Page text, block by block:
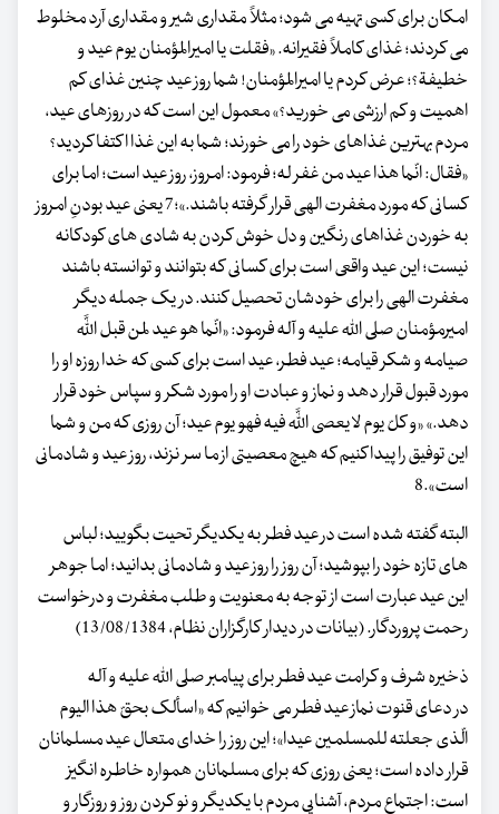
امکان برای کسی تهیه می شود؛ مثلاً مقداری شیر و مقداری آرد مخلوط
می کردند؛ غذای کاملاً فقیرانه. «فقلت یا امیرالمؤمنان یوم عید و
خطیفة؟؛ عرض کردم یا امیرالمؤمنان! شما روز عید چنین غذای کم
اهمیت و کم ارزشی می خورید؟» معمول این است که در روزهای عید،
مردم بهترین غذاهای خود را می خورند؛ شما به این غذا اکتفا کردید؟
«فقال: انّما هذا عید من غفر له؛ فرمود: امروز، روز عید است؛ اما برای
کسانی که مورد مغفرت الهی قرار گرفته باشند.»؛7 یعنی عید بودنِ امروز
به خوردن غذاهای رنگین و دل خوش کردن به شادی های کودکانه
نیست؛ این عید واقعی است برای کسانی که بتوانند و توانسته باشند
مغفرت الهی را برای خودشان تحصیل کنند. در یک جمله دیگر
امیرمؤمنان صلی الله علیه و آله فرمود: «انّما هو عید لمن قبل اللَّه
صیامه و شکر قیامه؛ عید فطر، عید است برای کسی که خدا روزه او را
مورد قبول قرار دهد و نماز و عبادت او را مورد شکر و سپاس خود قرار
دهد.» «و کلّ یوم لا یعصی اللَّه فیه فهو یوم عید؛ آن روزی که من و شما
این توفیق را پیدا کنیم که هیچ معصیتی از ما سر نزند، روز عید و شادمانی
است».8
البته گفته شده است در عید فطر به یکدیگر تحیت بگویید؛ لباس
های تازه خود را بپوشید؛ آن روز را روز عید و شادمانی بدانید؛ اما جوهر
این عید عبارت است از توجه به معنویت و طلب مغفرت و درخواست
رحمت پروردگار. (بیانات در دیدار کارگزاران نظام، 13/08/1384)
ذخیره شرف و کرامت عید فطر برای پیامبر صلی الله علیه و آله
در دعای قنوت نماز عید فطر می خوانیم که «اسألک بحقّ هذا الیوم
الّذی جعلته للمسلمین عیدا»؛ این روز را خدای متعال عید مسلمانان
قرار داده است؛ یعنی روزی که برای مسلمانان همواره خاطره انگیز
است: اجتماع مردم، آشنایی مردم با یکدیگر و نو کردن روز و روزگار و